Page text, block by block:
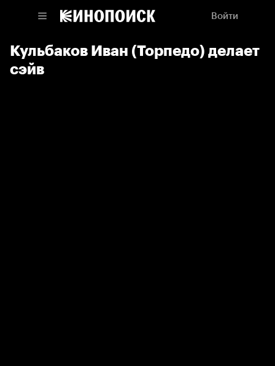
Войти
Кульбаков Иван (Торпедо) делает
сэйв